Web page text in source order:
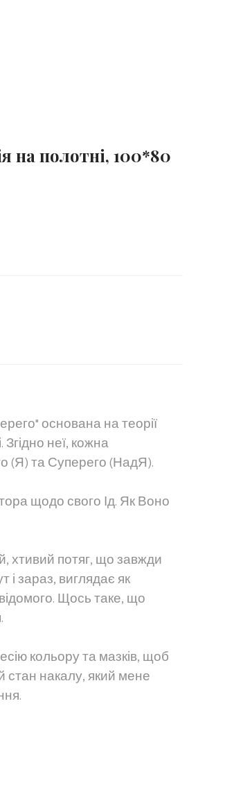
на полотні, 100*80
основана на теорії
неї, кожна
(Я) та Суперего (НадЯ).
щодо свого Ід. Як Воно
хтивий потяг, що завжди
і зараз, виглядає як
Щось таке, що
кольору та мазків, щоб
стан накалу, який мене